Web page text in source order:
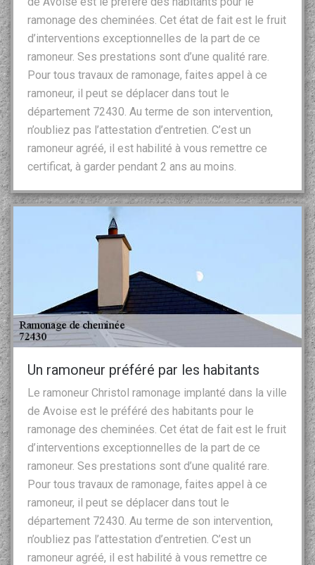
ramonage des cheminées. Cet état de fait est le fruit
d’interventions exceptionnelles de la part de ce
ramoneur. Ses prestations sont d’une qualité rare.
Pour tous travaux de ramonage, faites appel à ce
ramoneur, il peut se déplacer dans tout le
département 72430. Au terme de son intervention,
n’oubliez pas l’attestation d’entretien. C’est un
ramoneur agréé, il est habilité à vous remettre ce
certificat, à garder pendant 2 ans au moins.
Un ramoneur préféré par les habitants
Le ramoneur Christol ramonage implanté dans la ville
de Avoise est le préféré des habitants pour le
ramonage des cheminées. Cet état de fait est le fruit
d’interventions exceptionnelles de la part de ce
ramoneur. Ses prestations sont d’une qualité rare.
Pour tous travaux de ramonage, faites appel à ce
ramoneur, il peut se déplacer dans tout le
département 72430. Au terme de son intervention,
n’oubliez pas l’attestation d’entretien. C’est un
ramoneur agréé, il est habilité à vous remettre ce